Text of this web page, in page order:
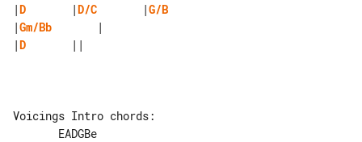
|D
       |
D/C
       |
G/B
|Gm/Bb
|D
       ||
Voicings Intro chords: